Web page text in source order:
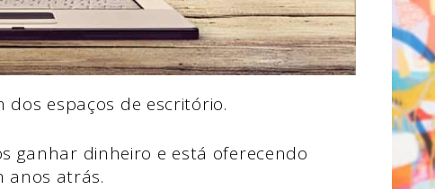
espaços de escritório.
ganhar dinheiro e está oferecendo
anos atrás.